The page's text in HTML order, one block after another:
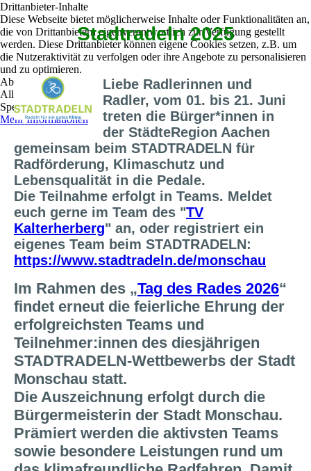
Stadtradeln 2025
Liebe Radlerinnen und
Radler, vom 01. bis 21. Juni
treten die Bürger*innen in
der StädteRegion Aachen
gemeinsam beim STADTRADELN für
Radförderung, Klimaschutz und
Lebensqualität in die Pedale.
Die Teilnahme erfolgt in Teams. Meldet
euch gerne im Team des "TV
Kalterherberg" an, oder registriert ein
eigenes Team beim STADTRADELN:
https://www.stadtradeln.de/monschau
Im Rahmen des „Tag des Rades 2026“
findet erneut die feierliche Ehrung der
erfolgreichsten Teams und
Teilnehmer:innen des diesjährigen
STADTRADELN-Wettbewerbs der Stadt
Monschau statt.
Die Auszeichnung erfolgt durch die
Bürgermeisterin der Stadt Monschau.
Prämiert werden die aktivsten Teams
sowie besondere Leistungen rund um
Drittanbieter-Inhalte
Diese Webseite bietet möglicherweise Inhalte oder Funktionalitäten an,
die von Drittanbietern eigenverantwortlich zur Verfügung gestellt
werden. Diese Drittanbieter können eigene Cookies setzen, z.B. um
die Nutzeraktivität zu verfolgen oder ihre Angebote zu personalisieren
und zu optimieren.
Ablehnen
Alle akzeptieren
Speichern
Mehr Informationen